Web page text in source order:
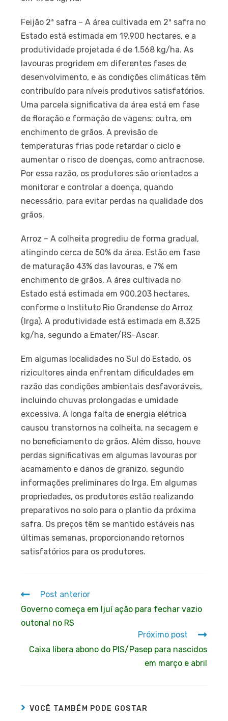
Feijão 2ª safra – A área cultivada em 2ª safra no
Estado está estimada em 19.900 hectares, e a
produtividade projetada é de 1.568 kg/ha. As
lavouras progridem em diferentes fases de
desenvolvimento, e as condições climáticas têm
contribuído para níveis produtivos satisfatórios.
Uma parcela significativa da área está em fase
de floração e formação de vagens; outra, em
enchimento de grãos. A previsão de
temperaturas frias pode retardar o ciclo e
aumentar o risco de doenças, como antracnose.
Por essa razão, os produtores são orientados a
monitorar e controlar a doença, quando
necessário, para evitar perdas na qualidade dos
grãos.
Arroz – A colheita progrediu de forma gradual,
atingindo cerca de 50% da área. Estão em fase
de maturação 43% das lavouras, e 7% em
enchimento de grãos. A área cultivada no
Estado está estimada em 900.203 hectares,
conforme o Instituto Rio Grandense do Arroz
(Irga). A produtividade está estimada em 8.325
kg/ha, segundo a Emater/RS-Ascar.
Em algumas localidades no Sul do Estado, os
rizicultores ainda enfrentam dificuldades em
razão das condições ambientais desfavoráveis,
incluindo chuvas prolongadas e umidade
excessiva. A longa falta de energia elétrica
causou transtornos na colheita, na secagem e
no beneficiamento de grãos. Além disso, houve
perdas significativas em algumas lavouras por
acamamento e danos de granizo, segundo
informações preliminares do Irga. Em algumas
propriedades, os produtores estão realizando
preparativos no solo para o plantio da próxima
safra. Os preços têm se mantido estáveis nas
últimas semanas, proporcionando retornos
satisfatórios para os produtores.
Post anterior
Governo começa em Ijuí ação para fechar vazio
outonal no RS
Próximo post
Caixa libera abono do PIS/Pasep para nascidos
em março e abril
VOCÊ TAMBÉM PODE GOSTAR